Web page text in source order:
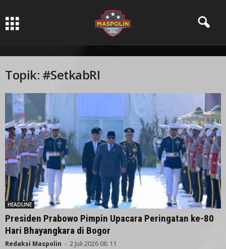
Topik: #SetkabRI
HEADLINE
Presiden Prabowo Pimpin Upacara Peringatan ke-80
Hari Bhayangkara di Bogor
Redaksi Maspolin - 2 Juli 2026 08: 11